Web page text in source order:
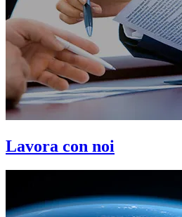
Lavora con noi